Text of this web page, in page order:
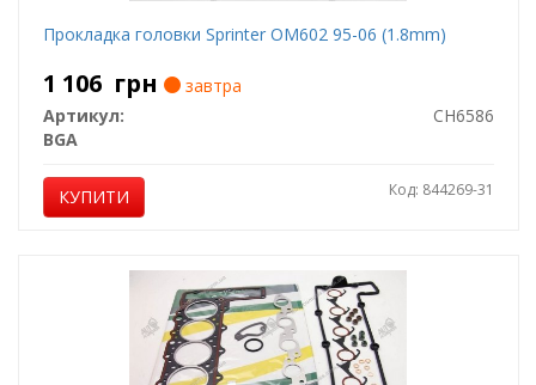
Прокладка головки Sprinter ОМ602 95-06 (1.8mm)
1 106 грн
завтра
Артикул:
CH6586
BGA
КУПИТИ Код: 844269-31